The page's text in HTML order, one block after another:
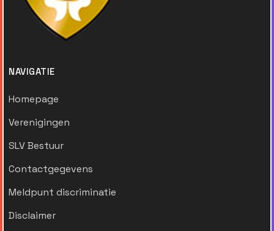
NAVIGATIE
Homepage
Verenigingen
SLV Bestuur
Contactgegevens
Meldpunt discriminatie
Disclaimer